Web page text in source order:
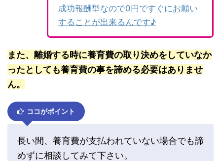
成功報酬型なので0円ですぐにお願い
することが出来るんです♪
また、離婚する時に養育費の取り決めをしていなか
ったとしても養育費の事を諦める必要はありませ
ん。
ココがポイント
長い間、養育費が支払われていない場合でも諦
めずに相談してみて下さい。